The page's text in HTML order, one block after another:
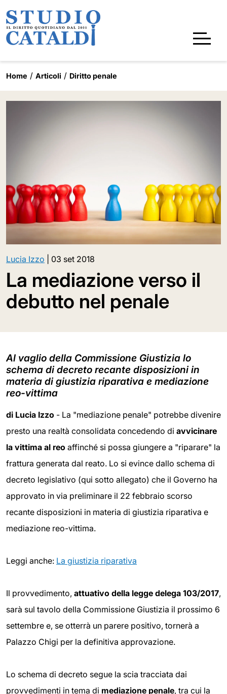
Home Articoli Diritto penale
Lucia Izzo 03 set 2018
La mediazione verso il
debutto nel penale
Al vaglio della Commissione Giustizia lo
schema di decreto recante disposizioni in
materia di giustizia riparativa e mediazione
reo-vittima
di Lucia Izzo - La "mediazione penale" potrebbe divenire
presto una realtà consolidata concedendo di avvicinare
la vittima al reo affinché si possa giungere a "riparare" la
frattura generata dal reato. Lo si evince dallo schema di
decreto legislativo (qui sotto allegato) che il Governo ha
approvato in via preliminare il 22 febbraio scorso
recante disposizioni in materia di giustizia riparativa e
mediazione reo-vittima.
Leggi anche: La giustizia riparativa
Il provvedimento, attuativo della legge delega 103/2017,
sarà sul tavolo della Commissione Giustizia il prossimo 6
settembre e, se otterrà un parere positivo, tornerà a
Palazzo Chigi per la definitiva approvazione.
Lo schema di decreto segue la scia tracciata dai
provvedimenti in tema di mediazione penale, tra cui la